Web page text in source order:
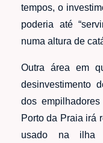
tempos, o
poderia até
numa altura de
Outra área em
desinvestimento
dos
Porto da Praia irá
usado na ilha